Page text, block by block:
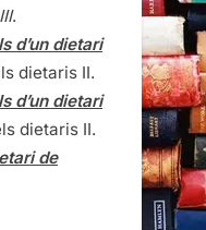
.
d’un dietari
dietaris II.
d’un dietari
dietaris II.
de